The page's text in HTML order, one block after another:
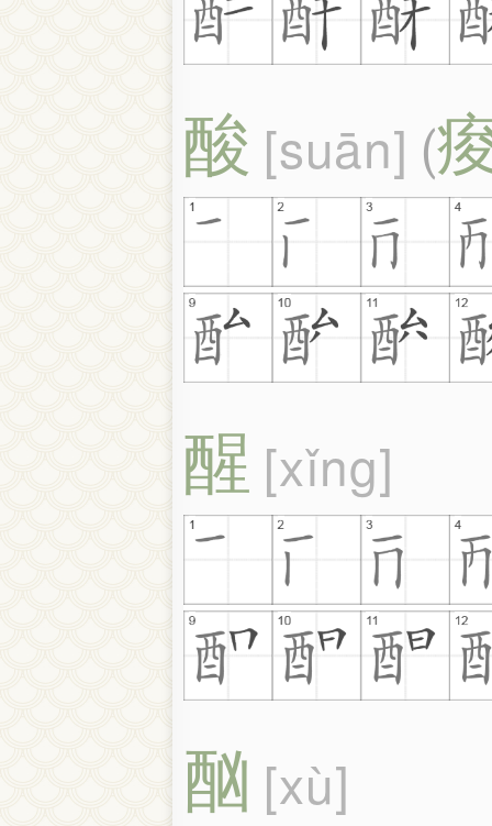
酸 suān (
醒 xǐng
酗 xù